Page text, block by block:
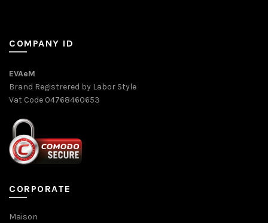
COMPANY ID
EVAeM
Brand Registrered by Labor Style
Vat Code 04768460653
CORPORATE
Maison